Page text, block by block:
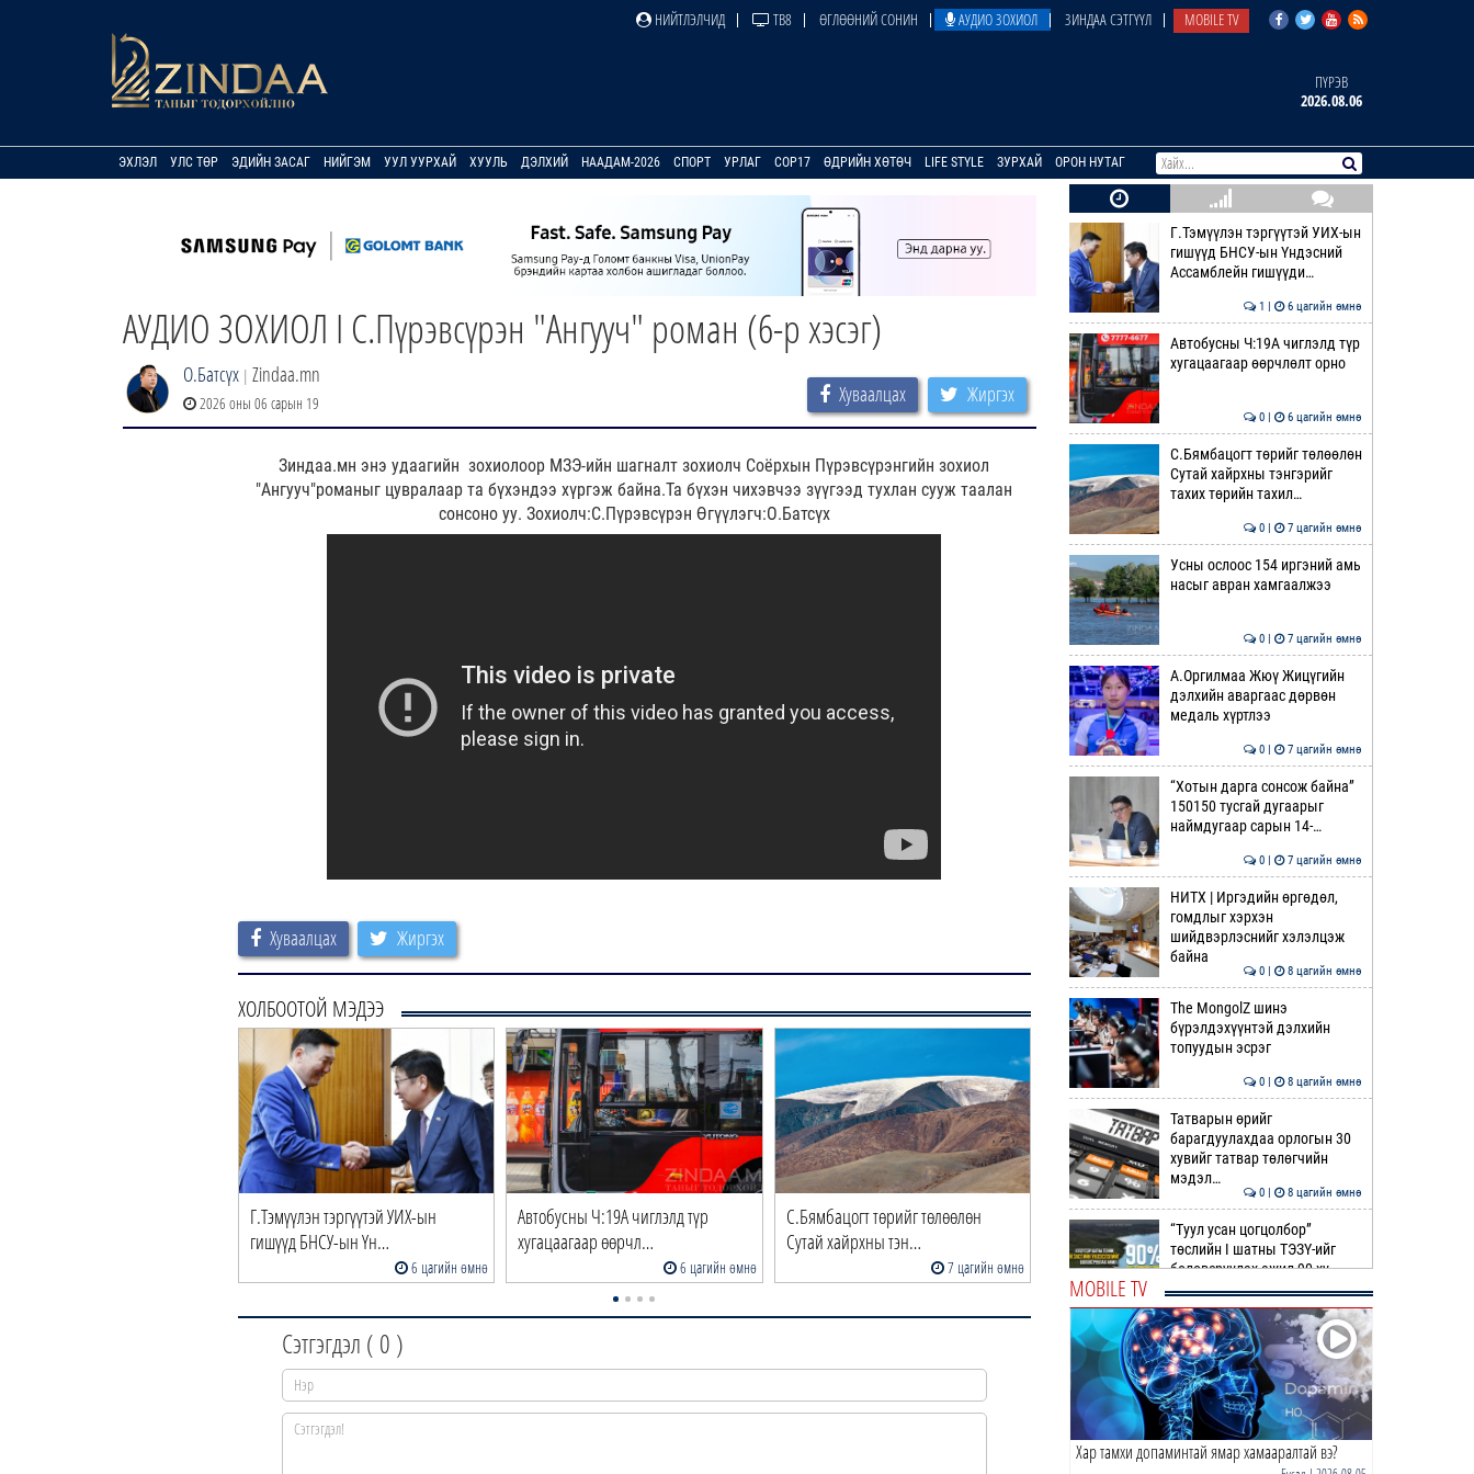
НИЙТЛЭЛЧИД ТВ8 ӨГЛӨӨНИЙ СОНИН АУДИО ЗОХИОЛ ЗИНДАА СЭТГҮҮЛ MOBILE TV
ПҮРЭВ
2026.08.06
ЭХЛЭЛ УЛС ТӨР ЭДИЙН ЗАСАГ НИЙГЭМ УУЛ УУРХАЙ ХУУЛЬ ДЭЛХИЙ НААДАМ-2026 СПОРТ УРЛАГ COP17 ӨДРИЙН ХӨТӨЧ LIFE STYLE ЗУРХАЙ ОРОН НУТАГ
АУДИО ЗОХИОЛ I С.Пүрэвсүрэн "Ангууч" роман (6-р хэсэг)
О.Батсүх | Zindaa.mn
2026 оны 06 сарын 19 Хуваалцах Жиргэх
Зиндаа.мн энэ удаагийн зохиолоор МЗЭ-ийн шагналт зохиолч Соёрхын Пүрэвсүрэнгийн зохиол
"Ангууч"романыг цувралаар та бүхэндээ хүргэж байна.Та бүхэн чихэвчээ зүүгээд тухлан сууж таалан
сонсоно уу. Зохиолч:С.Пүрэвсүрэн Өгүүлэгч:О.Батсүх
Хуваалцах Жиргэх
ХОЛБООТОЙ МЭДЭЭ
Г.Тэмүүлэн тэргүүтэй УИХ-ын
гишүүд БНСУ-ын Үн…
6 цагийн өмнө
Автобусны Ч:19А чиглэлд түр
хугацаагаар өөрчл…
6 цагийн өмнө
С.Бямбацогт төрийг төлөөлөн
Сутай хайрхны тэн…
7 цагийн өмнө
Усны ослоос 154 иргэний амь
насыг авран хамга…
7 цагийн өмнө
А.Оргилмаа Жюү
дэлхийн аваргаас
Сэтгэгдэл ( 0 )
Г.Тэмүүлэн тэргүүтэй УИХ-ын
гишүүд БНСУ-ын Үндэсний
Ассамблейн гишүүди…
1 | 6 цагийн өмнө
Автобусны Ч:19А чиглэлд түр
хугацаагаар өөрчлөлт орно
0 | 6 цагийн өмнө
С.Бямбацогт төрийг төлөөлөн
Сутай хайрхны тэнгэрийг
тахих төрийн тахил…
0 | 7 цагийн өмнө
Усны ослоос 154 иргэний амь
насыг авран хамгаалжээ
0 | 7 цагийн өмнө
А.Оргилмаа Жюү Жицүгийн
дэлхийн аваргаас дөрвөн
медаль хүртлээ
0 | 7 цагийн өмнө
“Хотын дарга сонсож байна”
150150 тусгай дугаарыг
наймдугаар сарын 14-…
0 | 7 цагийн өмнө
НИТХ | Иргэдийн өргөдөл,
гомдлыг хэрхэн
шийдвэрлэснийг хэлэлцэж
байна
0 | 8 цагийн өмнө
The MongolZ шинэ
бүрэлдэхүүнтэй дэлхийн
топуудын эсрэг
0 | 8 цагийн өмнө
Татварын өрийг
барагдуулахдаа орлогын 30
хувийг татвар төлөгчийн
мэдэл…
0 | 8 цагийн өмнө
“Туул усан цогцолбор”
төслийн I шатны ТЭЗҮ-ийг
боловсруулах ажил 90 ху…
Нийслэлийн иргэдийн
Төлөөлөгчдийн Хурлын
Ээлжит VIII хуралдаан
эхэллээ
0 | 9 цагийн өмнө
ТОО | Гадаад валютын нөөц
MOBILE TV
Хар тамхи допаминтай ямар хамааралтай вэ?